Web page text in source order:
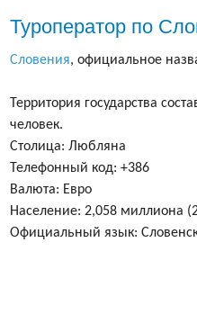
Туроператор по
Словения, официальное
Территория государства
человек.
Столица: Любляна
Телефонный код: +386
Валюта: Евро
Население: 2,058 миллиона
Официальный язык: